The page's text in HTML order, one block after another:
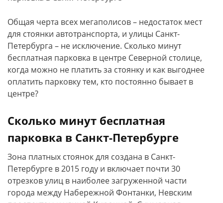
Общая черта всех мегаполисов – недостаток мест
для стоянки автотранспорта, и улицы Санкт-
Петербурга – не исключение. Сколько минут
бесплатная парковка в центре Северной столице,
когда можно не платить за стоянку и как выгоднее
оплатить парковку тем, кто постоянно бывает в
центре?
Сколько минут бесплатная
парковка в Санкт-Петербурге
Зона платных стоянок для создана в Санкт-
Петербурге в 2015 году и включает почти 30
отрезков улиц в наиболее загруженной части
города между Набережной Фонтанки, Невским